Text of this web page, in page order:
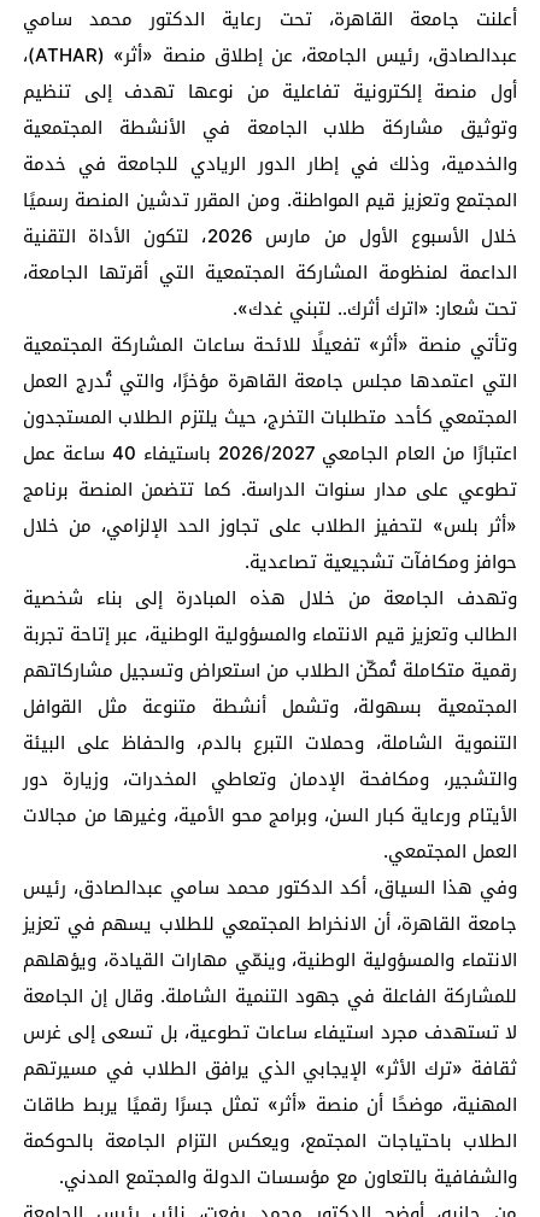
أعلنت جامعة القاهرة، تحت رعاية الدكتور محمد سامي
عبدالصادق، رئيس الجامعة، عن إطلاق منصة «أثر» (ATHAR)،
أول منصة إلكترونية تفاعلية من نوعها تهدف إلى تنظيم
وتوثيق مشاركة طلاب الجامعة في الأنشطة المجتمعية
والخدمية، وذلك في إطار الدور الريادي للجامعة في خدمة
المجتمع وتعزيز قيم المواطنة. ومن المقرر تدشين المنصة رسميًا
خلال الأسبوع الأول من مارس 2026، لتكون الأداة التقنية
الداعمة لمنظومة المشاركة المجتمعية التي أقرتها الجامعة،
تحت شعار: «اترك أثرك.. لتبني غدك».
وتأتي منصة «أثر» تفعيلًا للائحة ساعات المشاركة المجتمعية
التي اعتمدها مجلس جامعة القاهرة مؤخرًا، والتي تُدرج العمل
المجتمعي كأحد متطلبات التخرج، حيث يلتزم الطلاب المستجدون
اعتبارًا من العام الجامعي 2026/2027 باستيفاء 40 ساعة عمل
تطوعي على مدار سنوات الدراسة. كما تتضمن المنصة برنامج
«أثر بلس» لتحفيز الطلاب على تجاوز الحد الإلزامي، من خلال
حوافز ومكافآت تشجيعية تصاعدية.
وتهدف الجامعة من خلال هذه المبادرة إلى بناء شخصية
الطالب وتعزيز قيم الانتماء والمسؤولية الوطنية، عبر إتاحة تجربة
رقمية متكاملة تُمكّن الطلاب من استعراض وتسجيل مشاركاتهم
المجتمعية بسهولة، وتشمل أنشطة متنوعة مثل القوافل
التنموية الشاملة، وحملات التبرع بالدم، والحفاظ على البيئة
والتشجير، ومكافحة الإدمان وتعاطي المخدرات، وزيارة دور
الأيتام ورعاية كبار السن، وبرامج محو الأمية، وغيرها من مجالات
العمل المجتمعي.
وفي هذا السياق، أكد الدكتور محمد سامي عبدالصادق، رئيس
جامعة القاهرة، أن الانخراط المجتمعي للطلاب يسهم في تعزيز
الانتماء والمسؤولية الوطنية، وينمّي مهارات القيادة، ويؤهلهم
للمشاركة الفاعلة في جهود التنمية الشاملة. وقال إن الجامعة
لا تستهدف مجرد استيفاء ساعات تطوعية، بل تسعى إلى غرس
ثقافة «ترك الأثر» الإيجابي الذي يرافق الطلاب في مسيرتهم
المهنية، موضحًا أن منصة «أثر» تمثل جسرًا رقميًا يربط طاقات
الطلاب باحتياجات المجتمع، ويعكس التزام الجامعة بالحوكمة
والشفافية بالتعاون مع مؤسسات الدولة والمجتمع المدني.